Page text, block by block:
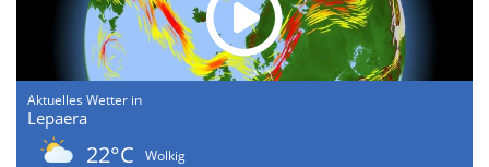
Aktuelles Wetter in
Lepaera
22°C
Wolkig